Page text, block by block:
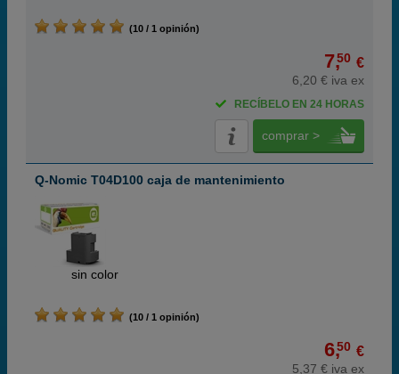
(10 / 1 opinión)
7,50 €
6,20 € iva ex
RECÍBELO EN 24 HORAS
comprar >
Q-Nomic T04D100 caja de mantenimiento
sin color
(10 / 1 opinión)
6,50 €
5,37 € iva ex